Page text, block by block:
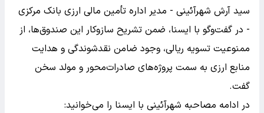
سید آرش شهرآئینی - مدیر اداره تأمین مالی ارزی بانک مرکزی
- در گفت‌وگو با ایسنا، ضمن تشریح سازوکار این صندوق‌ها، از
ممنوعیت تسویه ریالی، وجود ضامن نقدشوندگی و هدایت
منابع ارزی به سمت پروژه‌های صادرات‌محور و مولد سخن
گفت.
در ادامه مصاحبه شهرآئینی با ایسنا را می‌خوانید: